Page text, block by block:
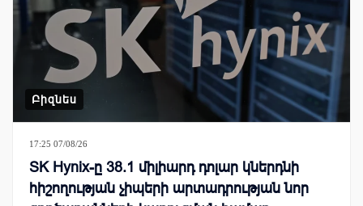
Բիզնես
17:25 07/08/26
SK Hynix-ը 38.1 միլիարդ դոլար կներդնի
հիշողության չիպերի արտադրության նոր